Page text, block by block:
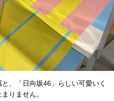
、「日向坂46」らしい可愛いく
りません。